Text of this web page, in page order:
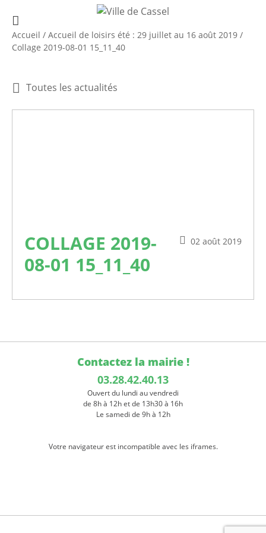
Accueil / Accueil de loisirs été : 29 juillet au 16 août 2019 /
Collage 2019-08-01 15_11_40
Toutes les actualités
02 août 2019
COLLAGE 2019-
08-01 15_11_40
Contactez la mairie !
03.28.42.40.13
Ouvert du lundi au vendredi
de 8h à 12h et de 13h30 à 16h
Le samedi de 9h à 12h
Votre navigateur est incompatible avec les iframes.